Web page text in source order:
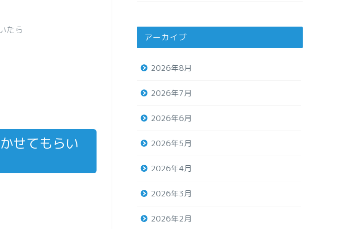
たら
せてもらい
アーカイブ
2026年8月
2026年7月
2026年6月
2026年5月
2026年4月
2026年3月
2026年2月